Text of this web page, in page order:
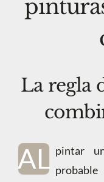
La regla
AL pintar